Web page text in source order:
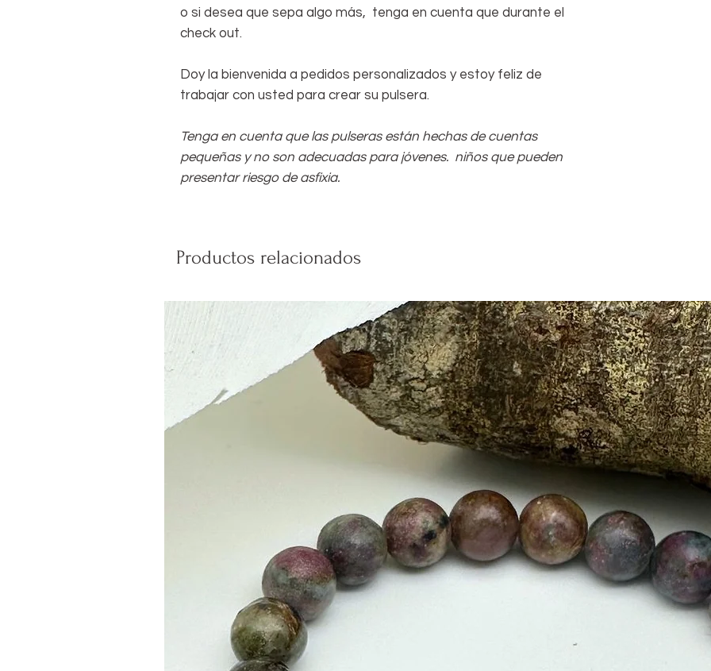
o si desea que sepa algo más, tenga en cuenta que durante el
check out.
Doy la bienvenida a pedidos personalizados y estoy feliz de
trabajar con usted para crear su pulsera.
Tenga en cuenta que las pulseras están hechas de cuentas
pequeñas y no son adecuadas para jóvenes. niños que pueden
presentar riesgo de asfixia.
Productos relacionados